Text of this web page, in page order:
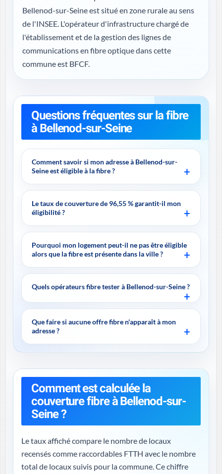
Bellenod-sur-Seine est situé en zone rurale au sens
de l'INSEE. L'opérateur d'infrastructure chargé de
l'établissement et de la gestion des lignes de
communications en fibre optique dans cette
commune est BFCF.
Questions fréquentes sur la fibre
à Bellenod-sur-Seine
Comment savoir si mon adresse à Bellenod-sur-
Seine est éligible à la fibre ?
Le taux de couverture de 96,55 % garantit-il mon
éligibilité ?
Pourquoi mon logement peut-il ne pas être éligible
alors que la fibre est présente dans la ville ?
Quels opérateurs fibre tester à Bellenod-sur-Seine ?
Que faire si aucune offre fibre n'apparaît à mon
adresse ?
Comment est calculée la
couverture fibre à Bellenod-sur-
Seine ?
Le taux affiché compare le nombre de locaux
recensés comme raccordables FTTH avec le nombre
total de locaux suivis pour la commune. Ce chiffre